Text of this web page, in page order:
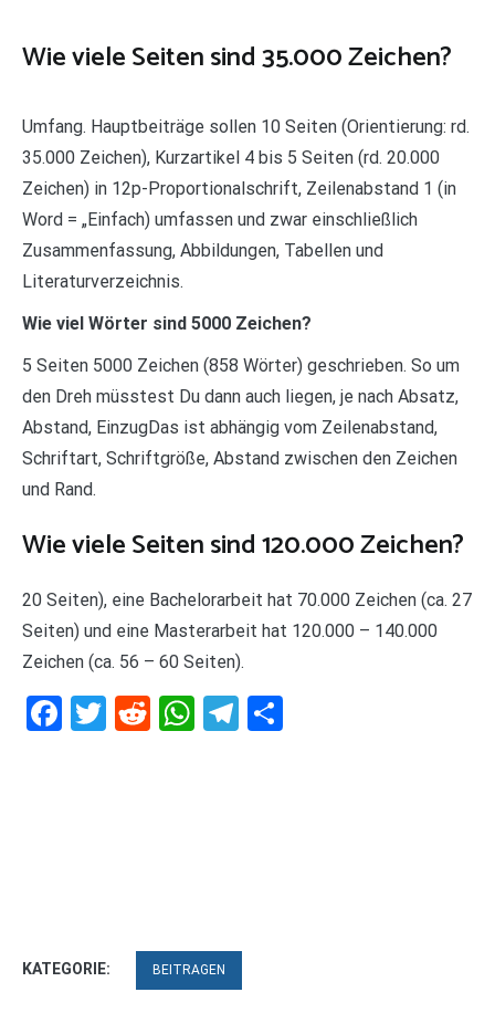
Wie viele Seiten sind 35.000 Zeichen?
Umfang. Hauptbeiträge sollen 10 Seiten (Orientierung: rd.
35.000 Zeichen), Kurzartikel 4 bis 5 Seiten (rd. 20.000
Zeichen) in 12p-Proportionalschrift, Zeilenabstand 1 (in
Word = „Einfach) umfassen und zwar einschließlich
Zusammenfassung, Abbildungen, Tabellen und
Literaturverzeichnis.
Wie viel Wörter sind 5000 Zeichen?
5 Seiten 5000 Zeichen (858 Wörter) geschrieben. So um
den Dreh müsstest Du dann auch liegen, je nach Absatz,
Abstand, EinzugDas ist abhängig vom Zeilenabstand,
Schriftart, Schriftgröße, Abstand zwischen den Zeichen
und Rand.
Wie viele Seiten sind 120.000 Zeichen?
20 Seiten), eine Bachelorarbeit hat 70.000 Zeichen (ca. 27
Seiten) und eine Masterarbeit hat 120.000 – 140.000
Zeichen (ca. 56 – 60 Seiten).
Facebook
Twitter
RedditWhatsApp
Telegram
KATEGORIE: BEITRAGEN